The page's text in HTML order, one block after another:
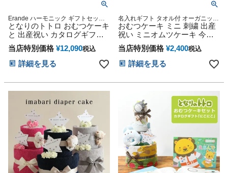
Erande ハーモニック ギフトセット
プレゼント ラッピング メッセージカ
ード
となりのトトロ おむつケーキ
と 出産祝い カタログギフト
えらんで わくわく セット 思
い出 赤ちゃん 子供 出産 マタ
ニティ フォト パパ ママ ベイ
ビー お父さん お母さん クリ
句 ひな祭り 男の子 女の子
当店特別価格 ¥12,090税込
詳細を見る
名入れギフト タオル付 オーガニック
妊娠祝い 御出産祝い 出産記念 名入
れ刺繍 手作り ミニタオル ハンカチ
オーダーメイド ベビーグッズ プレゼ
ント
おむつケーキ ミニ 刺繍 出産
祝い ミニオムツケーキ 今治
タオル 可愛い 男の子 女の子
男女兼用 妊婦ママ オーガニ
ックタオル ダイパーケーキ
ギフトセット シンプル 赤ち
イビー クリスマス ハロウィ
ン バレンタイン 七五三 初節
句 子供の日 ギフトセット 人
当店特別価格 ¥2,400税込
詳細を見る